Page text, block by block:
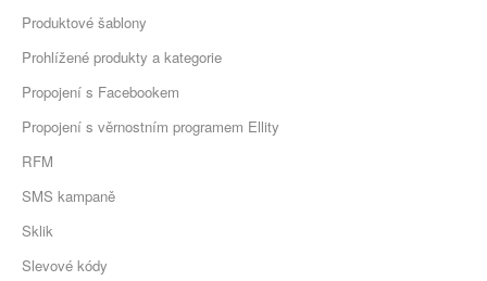
Produktové šablony
Prohlížené produkty a kategorie
Propojení s Facebookem
Propojení s věrnostním programem Ellity
RFM
SMS kampaně
Sklik
Slevové kódy